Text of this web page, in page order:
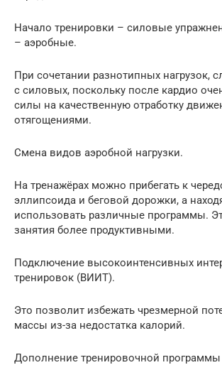
Начало тренировки – силовые
– аэробные.
При сочетании разнотипных нагрузок,
с силовых, поскольку после кардио
силы на качественную отработку
отягощениями.
Смена видов аэробной нагрузки.
На тренажёрах можно прибегать к
эллипсоида и беговой дорожки, а
использовать различные программы.
занятия более продуктивными.
Подключение высокоинтенсивных
тренировок (ВИИТ).
Это позволит избежать чрезмерной
массы из-за недостатка калорий.
Дополнение тренировочной